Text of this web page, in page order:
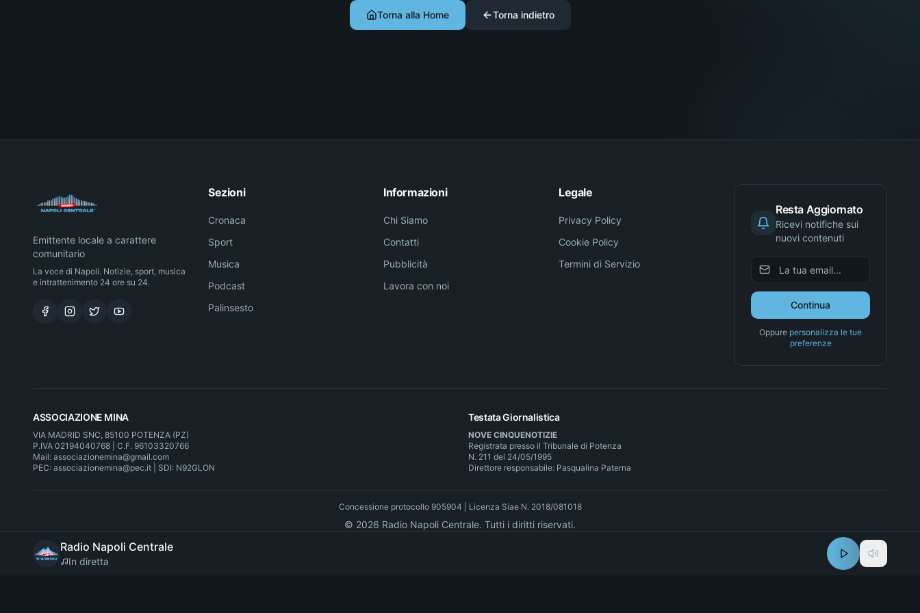
Torna alla Home Torna indietro
Emittente locale a carattere
comunitario
La voce di Napoli. Notizie, sport, musica
e intrattenimento 24 ore su 24.
Sezioni
Cronaca
Sport
Musica
Podcast
Palinsesto
Informazioni
Chi Siamo
Contatti
Pubblicità
Lavora con noi
Legale
Privacy Policy
Cookie Policy
Termini di Servizio
Resta Aggiornato
Ricevi notifiche sui
nuovi contenuti
Continua
Oppure personalizza le tue
preferenze
ASSOCIAZIONE MINA
VIA MADRID SNC, 85100 POTENZA (PZ)
P.IVA 02194040768 | C.F. 96103320766
Mail: associazionemina@gmail.com
PEC: associazionemina@pec.it | SDI: N92GLON
Testata Giornalistica
NOVE CINQUENOTIZIE
Registrata presso il Tribunale di Potenza
N. 211 del 24/05/1995
Direttore responsabile: Pasqualina Paterna
Concessione protocollo 905904 | Licenza Siae N. 2018/081018
© 2026 Radio Napoli Centrale. Tutti i diritti riservati.
Radio Napoli Centrale
In diretta